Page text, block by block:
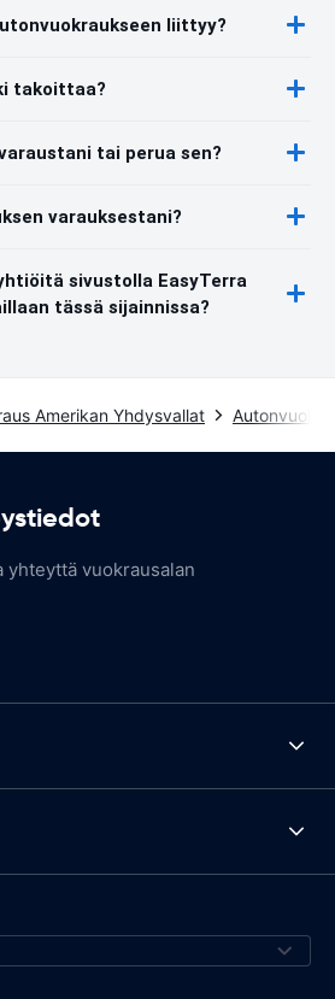
liittyy?
takoittaa?
tai perua sen?
varauksestani?
sivustolla EasyTerra
tässä sijainnissa?
Amerikan Yhdysvallat
yhteyttä vuokrausalan